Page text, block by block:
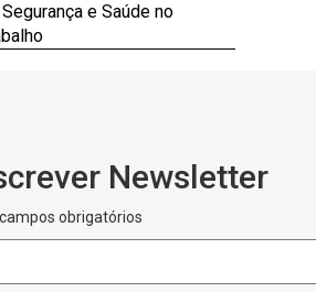
e Saúde no
Newsletter
obrigatórios